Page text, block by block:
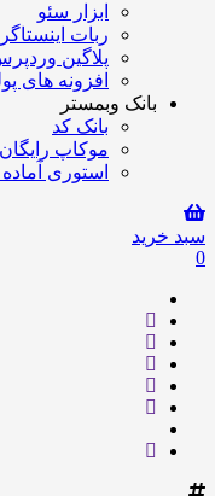
ابزار سئو
ربات
پلاگین
افزونه های
بانک وبمستر
بانک کد
موکاپ رایگان
استوری آماده
سبد خرید
0